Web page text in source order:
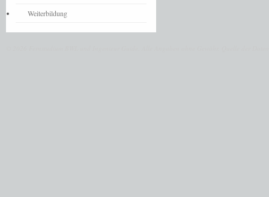
Weiterbildung